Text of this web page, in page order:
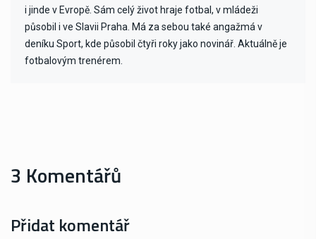
i jinde v Evropě. Sám celý život hraje fotbal, v mládeži
působil i ve Slavii Praha. Má za sebou také angažmá v
deníku Sport, kde působil čtyři roky jako novinář. Aktuálně je
fotbalovým trenérem.
3 Komentářů
Přidat komentář